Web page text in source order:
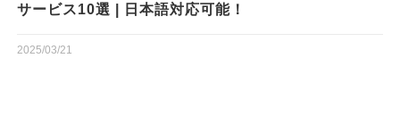
サービス10選 | 日本語対応可能！
2025/03/21